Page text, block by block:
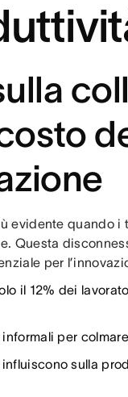
evidente quando
Questa
per
il 12% dei
per
sulla